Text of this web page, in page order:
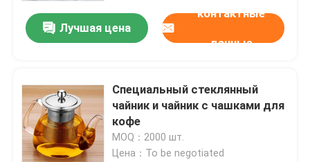
Лучшая цена
контактные
данные
Специальный стеклянный
чайник и чайник с чашками для
кофе
MOQ：2000 шт.
Цена：To be negotiated